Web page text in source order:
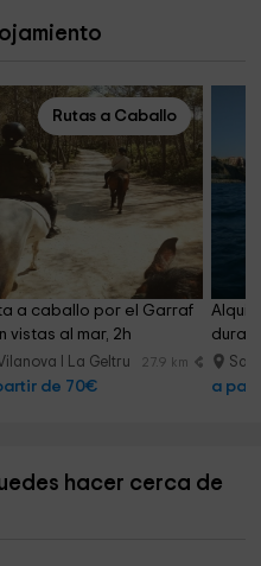
Rutas a Caballo
a caballo por el Garraf
vistas al mar, 2h
I La Geltru 27.9 km
de 70€ a
hacer cerca de